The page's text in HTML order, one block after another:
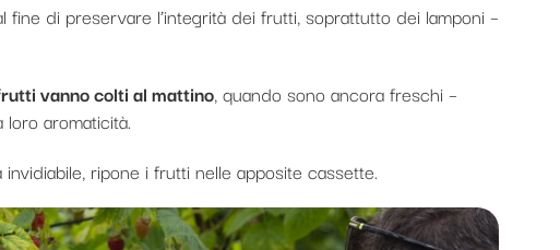
fine di preservare l’integrità dei frutti, soprattutto dei lamponi –
vanno colti al mattino, quando sono ancora freschi –
aromaticità.
ripone i frutti nelle apposite cassette.
Strucchi di Dorbolò